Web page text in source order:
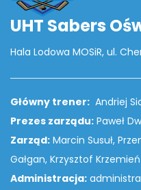
UHT Sabers
Hala Lodowa MOSiR, ul.
Główny trener: Andriej
Prezes zarządu: Paweł
Zarząd: Marcin Susuł,
Gałgan, Krzysztof Krzemień
Administracja: